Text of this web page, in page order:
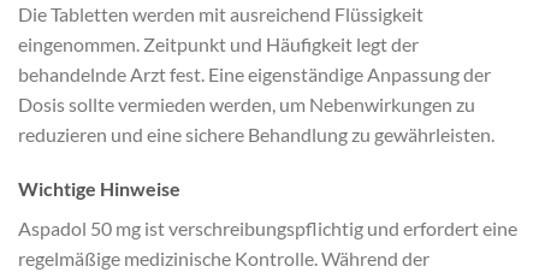
Die Tabletten werden mit ausreichend Flüssigkeit
eingenommen. Zeitpunkt und Häufigkeit legt der
behandelnde Arzt fest. Eine eigenständige Anpassung der
Dosis sollte vermieden werden, um Nebenwirkungen zu
reduzieren und eine sichere Behandlung zu gewährleisten.
Wichtige Hinweise
Aspadol 50 mg ist verschreibungspflichtig und erfordert eine
regelmäßige medizinische Kontrolle. Während der